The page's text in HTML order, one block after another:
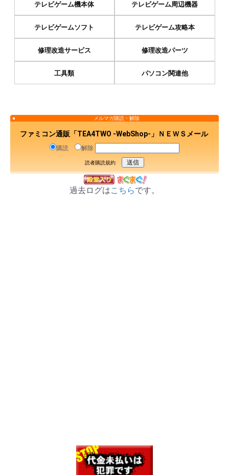
テレビゲーム機本体 テレビゲーム周辺機器
テレビゲームソフト テレビゲーム攻略本
修理改造サービス 修理改造パーツ
工具類 パソコン関連他
メルマガ購読・解除
ファミコン通販「TEA4TWO -WebShop-」ＮＥＷＳメール
購読 解除
読者購読規約
過去ログはこちらです。